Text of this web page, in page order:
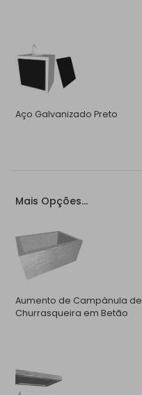
Aço Galvanizado Preto
Mais Opções...
Aumento de Campânula de
Churrasqueira em Betão